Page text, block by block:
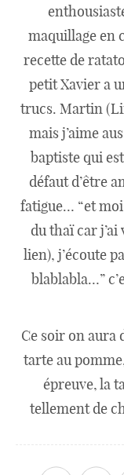
maquillage en
recette de
petit Xavier a
trucs. Martin
mais j’aime
baptiste qui
défaut d’être
fatigue… “et
du thaï car j’ai
lien), j’écoute
blablabla…”
Ce soir on aura
tarte au
épreuve, la
tellement de